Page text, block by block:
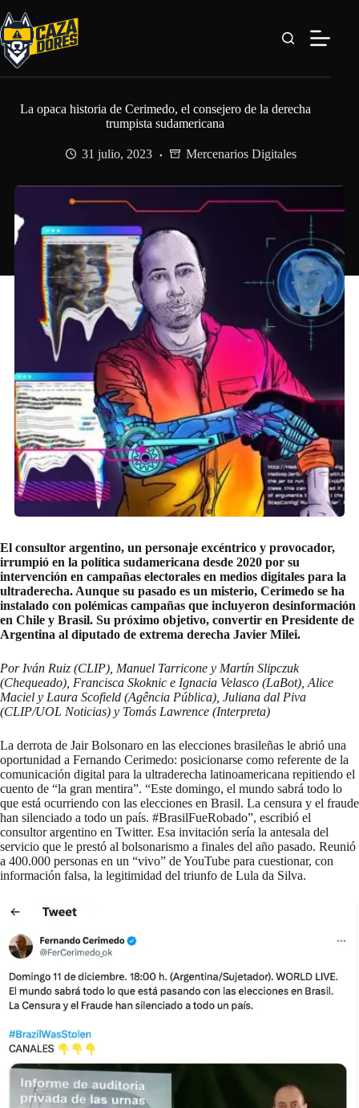
al
contenido
La opaca historia de Cerimedo, el consejero de la derecha
trumpista sudamericana
31 julio, 2023 Mercenarios Digitales
El consultor argentino, un personaje excéntrico y provocador,
irrumpió en la política sudamericana desde 2020 por su
intervención en campañas electorales en medios digitales para la
ultraderecha. Aunque su pasado es un misterio, Cerimedo se ha
instalado con polémicas campañas que incluyeron desinformación
en Chile y Brasil. Su próximo objetivo, convertir en Presidente de
Argentina al diputado de extrema derecha Javier Milei.
Por Iván Ruiz (CLIP), Manuel Tarricone y Martín Slipczuk
(Chequeado), Francisca Skoknic e Ignacia Velasco (LaBot), Alice
Maciel y Laura Scofield (Agência Pública), Juliana dal Piva
(CLIP/UOL Noticias) y Tomás Lawrence (Interpreta)
La derrota de Jair Bolsonaro en las elecciones brasileñas le abrió una
oportunidad a Fernando Cerimedo: posicionarse como referente de la
comunicación digital para la ultraderecha latinoamericana repitiendo el
cuento de “la gran mentira”. “Este domingo, el mundo sabrá todo lo
que está ocurriendo con las elecciones en Brasil. La censura y el fraude
han silenciado a todo un país. #BrasilFueRobado”, escribió el
consultor argentino en Twitter. Esa invitación sería la antesala del
servicio que le prestó al bolsonarismo a finales del año pasado. Reunió
a 400.000 personas en un “vivo” de YouTube para cuestionar, con
información falsa, la legitimidad del triunfo de Lula da Silva.